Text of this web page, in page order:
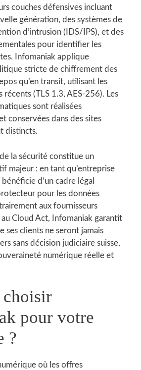
couches défensives incluant
génération, des systèmes de
d’intrusion (IDS/IPS), et des
pour identifier les
Infomaniak applique
stricte de chiffrement des
qu’en transit, utilisant les
récents (TLS 1.3, AES-256). Les
sont réalisées
conservées dans des sites
distincts.
la sécurité constitue un
majeur : en tant qu’entreprise
d’un cadre légal
pour les données
aux fournisseurs
au Cloud Act, Infomaniak garantit
ses clients ne seront jamais
sans décision judiciaire suisse,
numérique réelle et
choisir
pour votre
?
où les offres